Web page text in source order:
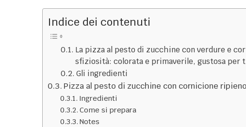
Indice dei contenuti
La pizza al pesto di zucchine con verdure e
sfiziosità: colorata e primaverile, gustosa per
Gli ingredienti
Pizza al pesto di zucchine con cornicione
Ingredienti
Come si prepara
Notes